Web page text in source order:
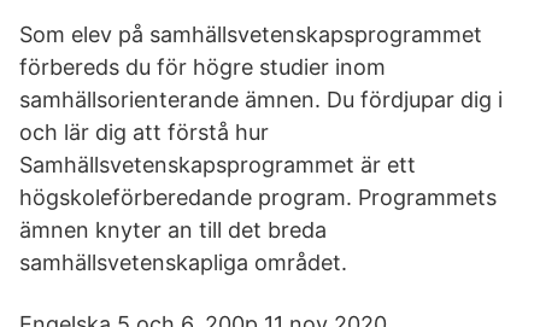
Som elev på samhällsvetenskapsprogrammet
förbereds du för högre studier inom
samhällsorienterande ämnen. Du fördjupar dig i
och lär dig att förstå hur
Samhällsvetenskapsprogrammet är ett
högskoleförberedande program. Programmets
ämnen knyter an till det breda
samhällsvetenskapliga området.